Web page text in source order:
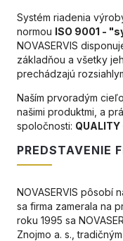
Systém riadenia
normou ISO 9001 -
NOVASERVIS
základňou a všetky
prechádzajú
Naším prvoradým
našimi produktmi, a
spoločnosti: QUALITY
PREDSTAVENIE
NOVASERVIS pôsobí
sa firma zamerala na
roku 1995 sa
Znojmo a. s.,